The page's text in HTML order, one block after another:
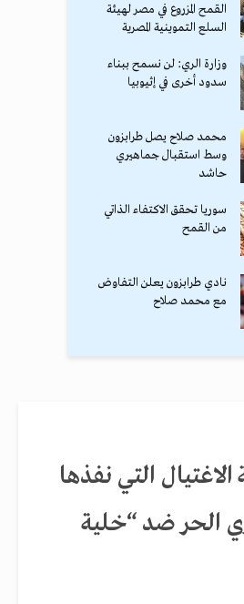
القمح المزروع في مصر لهيئة
السلع التموينية المصرية
وزارة الري: لن نسمح ببناء
سدود أخرى في إثيوبيا
محمد صلاح يصل طرابزون
وسط استقبال جماهيري
حاشد
سوريا تحقق الاكتفاء الذاتي
من القمح
نادي طرابزون يعلن التفاوض
مع محمد صلاح
التي نفذها
الحر ضد “خلية